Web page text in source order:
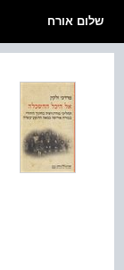
שלום אורח